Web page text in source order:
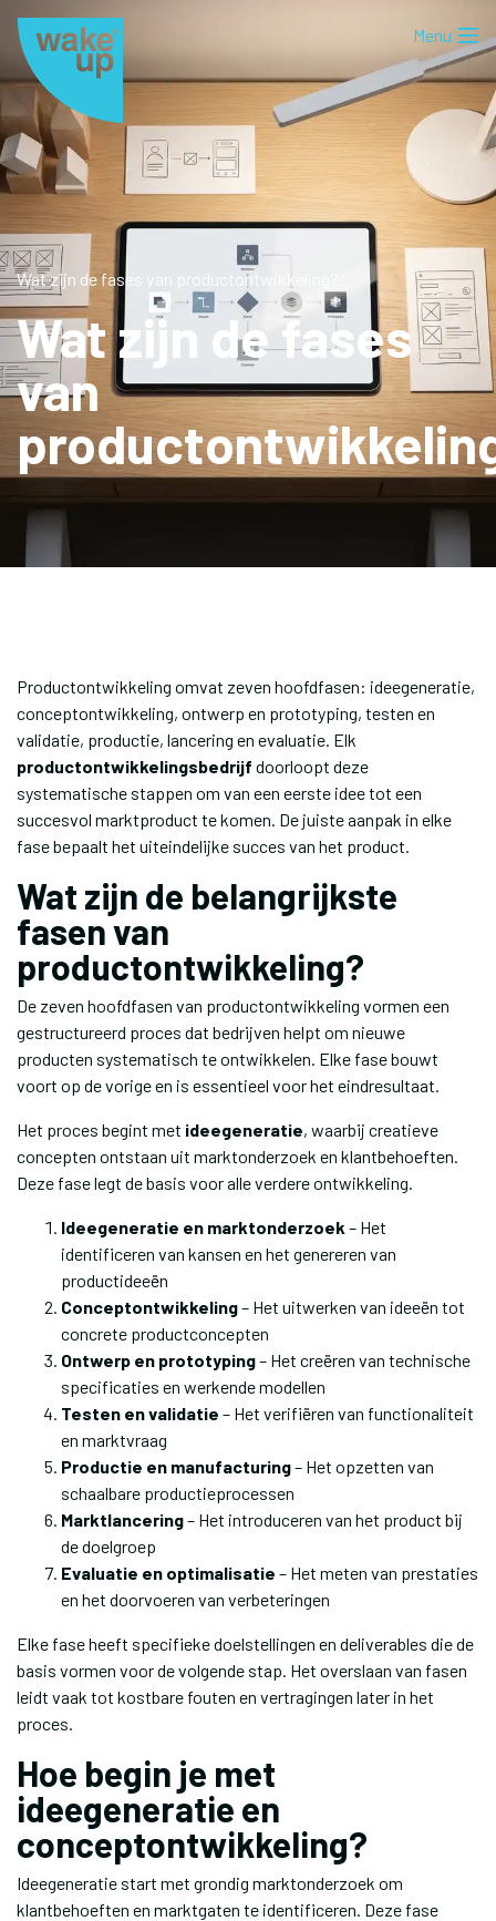
Wat zijn de fases van productontwikkeling?
Wat zijn de fases
van
Productontwikkeling omvat zeven hoofdfasen: ideegeneratie,
conceptontwikkeling, ontwerp en prototyping, testen en
validatie, productie, lancering en evaluatie. Elk
productontwikkelingsbedrijf doorloopt deze
systematische stappen om van een eerste idee tot een
succesvol marktproduct te komen. De juiste aanpak in elke
fase bepaalt het uiteindelijke succes van het product.
Wat zijn de belangrijkste
fasen van
productontwikkeling?
De zeven hoofdfasen van productontwikkeling vormen een
gestructureerd proces dat bedrijven helpt om nieuwe
producten systematisch te ontwikkelen. Elke fase bouwt
voort op de vorige en is essentieel voor het eindresultaat.
Het proces begint met ideegeneratie, waarbij creatieve
concepten ontstaan uit marktonderzoek en klantbehoeften.
Deze fase legt de basis voor alle verdere ontwikkeling.
Ideegeneratie en marktonderzoek – Het
identificeren van kansen en het genereren van
productideeën
Conceptontwikkeling– Het uitwerken van ideeën tot
concrete productconcepten
Ontwerp en prototyping– Het creëren van technische
specificaties en werkende modellen
Testen en validatie – Het verifiëren van functionaliteit
en marktvraag
Productie en manufacturing– Het opzetten van
schaalbare productieprocessen
Marktlancering– Het introduceren van het product bij
de doelgroep
Evaluatie en optimalisatie – Het meten van prestaties
en het doorvoeren van verbeteringen
Elke fase heeft specifieke doelstellingen en deliverables die de
basis vormen voor de volgende stap. Het overslaan van fasen
leidt vaak tot kostbare fouten en vertragingen later in het
proces.
Hoe begin je met
ideegeneratie en
conceptontwikkeling?
Ideegeneratie start met grondig marktonderzoek om
klantbehoeften en marktgaten te identificeren. Deze fase